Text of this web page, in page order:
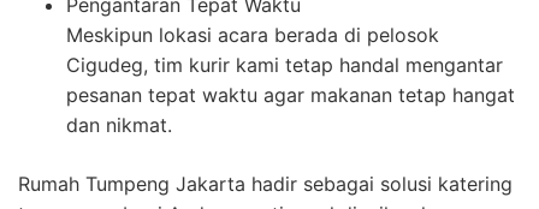
Meskipun lokasi acara berada di pelosok
Cigudeg, tim kurir kami tetap handal mengantar
pesanan tepat waktu agar makanan tetap hangat
dan nikmat.
Rumah Tumpeng Jakarta hadir sebagai solusi katering